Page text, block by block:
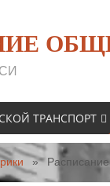
ТРАНСПОРТ
»